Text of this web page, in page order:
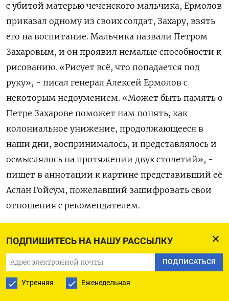
ПОДПИШИТЕСЬ НА НАШУ РАССЫЛКУ
ПОДПИСАТЬСЯ
Утренняя Еженедельная
с убитой матерью чеченского мальчика, Ермолов
приказал одному из своих солдат, Захару, взять
его на воспитание. Мальчика назвали Петром
Захаровым, и он проявил немалые способности к
рисованию. «Рисует всё, что попадается под
руку», - писал генерал Алексей Ермолов с
некоторым недоумением. «Может быть память о
Петре Захарове поможет нам понять, как
колониальное унижение, продолжающееся в
наши дни, воспринималось, и представлялось и
осмыслялось на протяжении двух столетий», -
пишет в аннотации к картине представивший её
Аслан Гойсум, пожелавший зашифровать свои
отношения с рекомендателем.
Культурная жизнь столицы вновь
пробуждается
Московские музеи постепенно открывают
свои экспозиции для посетителей после